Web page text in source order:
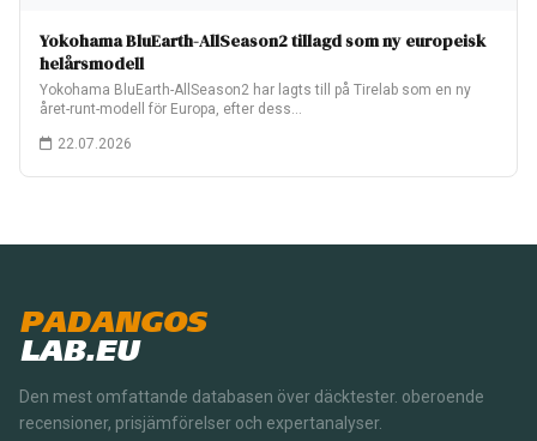
Yokohama BluEarth-AllSeason2 tillagd som ny europeisk
helårsmodell
Yokohama BluEarth-AllSeason2 har lagts till på Tirelab som en ny
året-runt-modell för Europa, efter dess…
22.07.2026
PADANGOS
LAB.EU
Den mest omfattande databasen över däcktester. oberoende
recensioner, prisjämförelser och expertanalyser.